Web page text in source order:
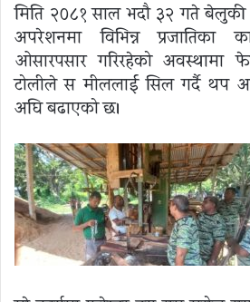
मिति २०८१ साल भदौ ३२ गते
अपरेशनमा विभिन्न
ओसारपसार गरिरहेको अवस्थामा
टोलीले स मीललाई सिल गर्दै थप
अघि बढाएको छ।